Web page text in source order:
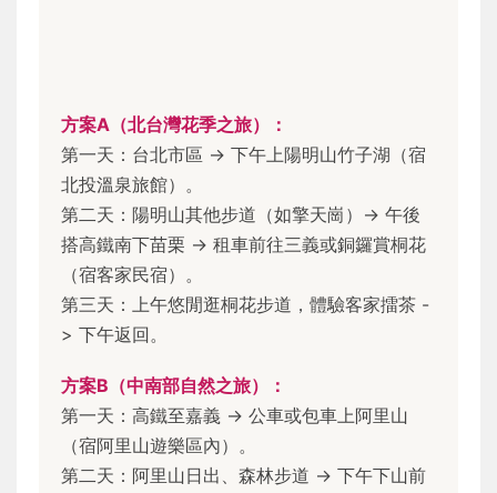
方案A（北台灣花季之旅）：
第一天：台北市區 -> 下午上陽明山竹子湖（宿
北投溫泉旅館）。
第二天：陽明山其他步道（如擎天崗）-> 午後
搭高鐵南下苗栗 -> 租車前往三義或銅鑼賞桐花
（宿客家民宿）。
第三天：上午悠閒逛桐花步道，體驗客家擂茶 -
> 下午返回。
方案B（中南部自然之旅）：
第一天：高鐵至嘉義 -> 公車或包車上阿里山
（宿阿里山遊樂區內）。
第二天：阿里山日出、森林步道 -> 下午下山前